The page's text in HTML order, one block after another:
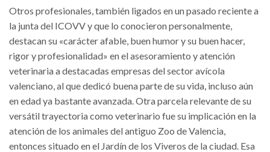
Otros profesionales, también ligados en un pasado reciente a
la junta del ICOVV y que lo conocieron personalmente,
destacan su «carácter afable, buen humor y su buen hacer,
rigor y profesionalidad» en el asesoramiento y atención
veterinaria a destacadas empresas del sector avícola
valenciano, al que dedicó buena parte de su vida, incluso aún
en edad ya bastante avanzada. Otra parcela relevante de su
versátil trayectoria como veterinario fue su implicación en la
atención de los animales del antiguo Zoo de Valencia,
entonces situado en el Jardín de los Viveros de la ciudad. Esa